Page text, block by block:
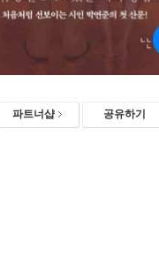
파트너샵 공유하기